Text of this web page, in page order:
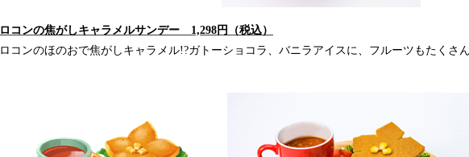
ロコンの焦がしキャラメルサンデー 1,298円（税込）
ロコンのほのおで焦がしキャラメル!?ガトーショコラ、バニラアイスに、フルーツもたくさ